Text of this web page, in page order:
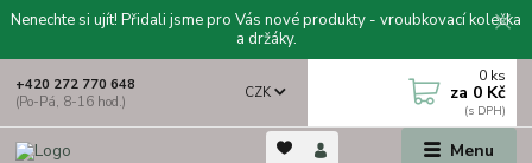
Nenechte si ujít! Přidali jsme pro Vás nové produkty - vroubkovací kolečka
a držáky.
Menu
CZK
+420 272 770 648
(Po-Pá, 8-16 hod.)
0 ks
za 0 Kč